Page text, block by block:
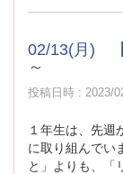
02/13(月)
～
投稿日時 : 2023/
１年生は、先週
に取り組んでい
と」よりも、「